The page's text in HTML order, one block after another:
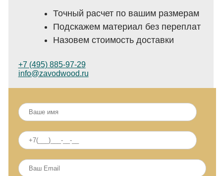
Точный расчет по вашим размерам
Подскажем материал без переплат
Назовем стоимость доставки
+7 (495) 885-97-29
info@zavodwood.ru